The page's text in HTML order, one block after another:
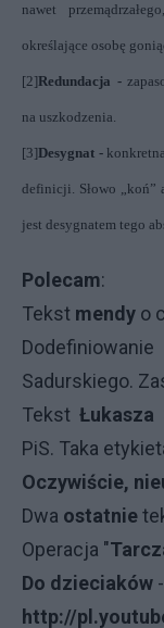
nawet
określające osobę
[2]Redundacja -
na uszkodzenia.
[3]Desygnat - konkretna
definicji. Słowo „koń”
jest desygnatem tego
Polecam:
Tekst mendy o
Sadurskiego.
Tekst Łukasza
PiS. Taka
Oczywiście,
Dwa ostatnie
Operacja "
Do dzieciaków
http://